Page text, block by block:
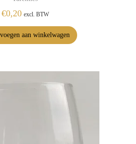
€0,20 excl. BTW
aan winkelwagen